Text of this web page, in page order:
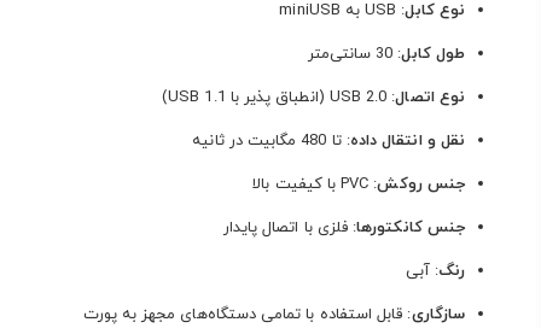
نوع کابل: USB به miniUSB
طول کابل: 30 سانتی‌متر
نوع اتصال: USB 2.0 (انطباق پذیر با USB 1.1)
نقل و انتقال داده: تا 480 مگابیت در ثانیه
جنس روکش: PVC با کیفیت بالا
جنس کانکتورها: فلزی با اتصال پایدار
رنگ: آبی
سازگاری: قابل استفاده با تمامی دستگاه‌های مجهز به پورت